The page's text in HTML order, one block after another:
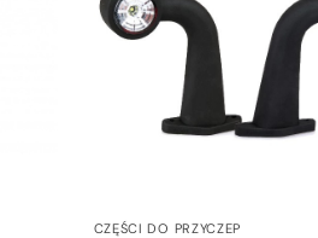
CZĘŚCI DO PRZYCZEP